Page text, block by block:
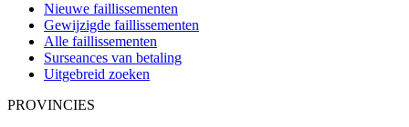
Nieuwe faillissementen
Gewijzigde faillissementen
Alle faillissementen
Surseances van betaling
Uitgebreid zoeken
PROVINCIES